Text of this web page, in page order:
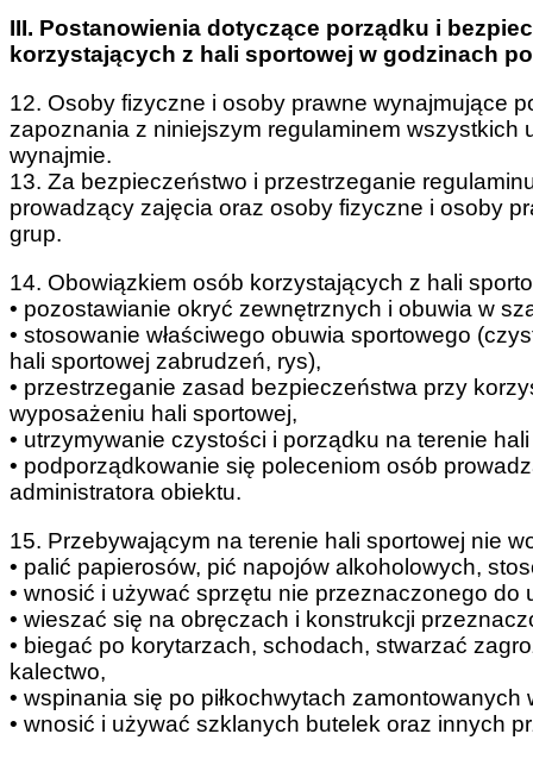
III. Postanowienia dotyczące porządku i
korzystających z hali sportowej w godzinach
12. Osoby fizyczne i osoby prawne wynajmujące
zapoznania z niniejszym regulaminem wszystkich
wynajmie.
13. Za bezpieczeństwo i przestrzeganie
prowadzący zajęcia oraz osoby fizyczne i osoby
grup.
14. Obowiązkiem osób korzystających z hali
• pozostawianie okryć zewnętrznych i obuwia w
• stosowanie właściwego obuwia sportowego
hali sportowej zabrudzeń, rys),
• przestrzeganie zasad bezpieczeństwa przy
wyposażeniu hali sportowej,
• utrzymywanie czystości i porządku na terenie
• podporządkowanie się poleceniom osób
administratora obiektu.
15. Przebywającym na terenie hali sportowej nie
• palić papierosów, pić napojów alkoholowych,
• wnosić i używać sprzętu nie przeznaczonego do
• wieszać się na obręczach i konstrukcji
• biegać po korytarzach, schodach, stwarzać
kalectwo,
• wspinania się po piłkochwytach zamontowanych
• wnosić i używać szklanych butelek oraz innych